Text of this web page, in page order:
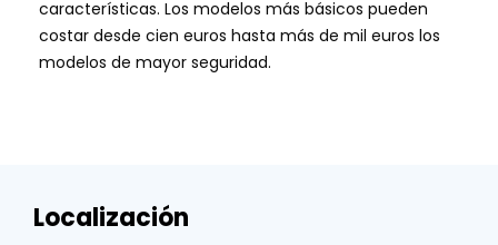
características. Los modelos más básicos pueden
costar desde cien euros hasta más de mil euros los
modelos de mayor seguridad.
Localización